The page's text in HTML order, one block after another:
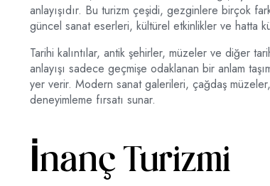
anlayışıdır. Bu turizm çeşidi, gezginlere birçok
güncel sanat eserleri, kültürel etkinlikler ve hatta
Tarihi kalıntılar, antik şehirler, müzeler ve diğer
anlayışı sadece geçmişe odaklanan bir anlam
yer verir. Modern sanat galerileri, çağdaş
deneyimleme fırsatı sunar.
İnanç Turizmi